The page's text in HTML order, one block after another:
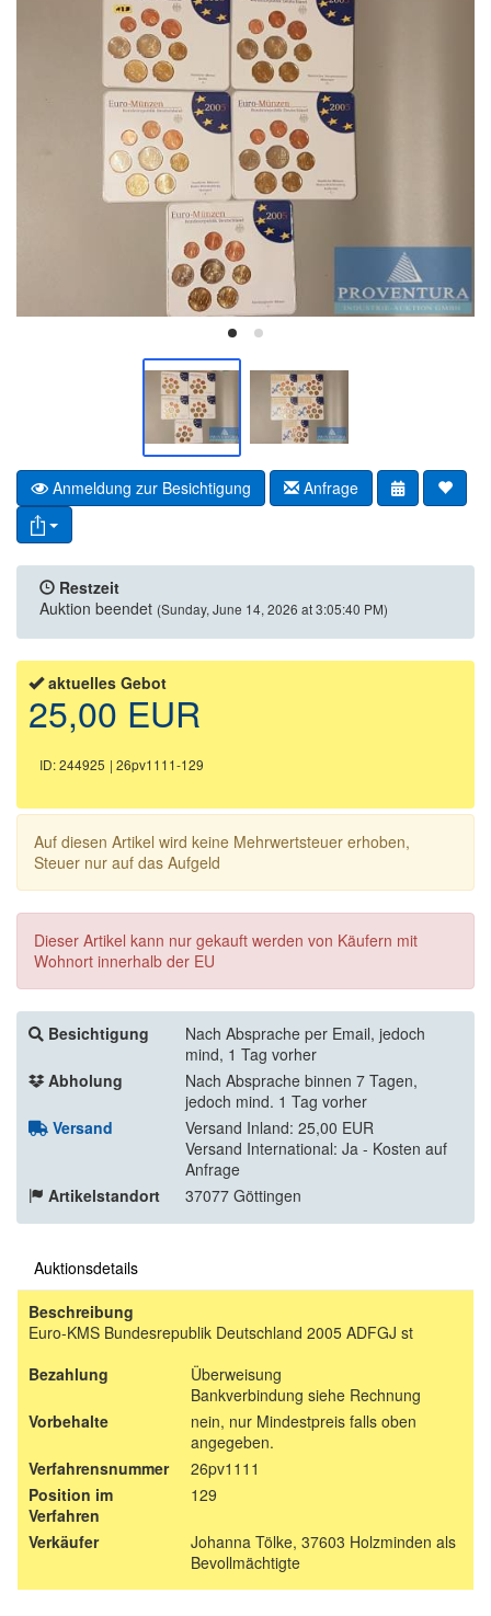
Anmeldung zur Besichtigung Anfrage
Restzeit
Auktion beendet (Sunday, June 14, 2026 at 3:05:40 PM)
aktuelles Gebot
25,00 EUR
ID: 244925 | 26pv1111-129
Auf diesen Artikel wird keine Mehrwertsteuer erhoben,
Steuer nur auf das Aufgeld
Dieser Artikel kann nur gekauft werden von Käufern mit
Wohnort innerhalb der EU
Besichtigung
Nach Absprache per Email, jedoch
mind, 1 Tag vorher
Abholung
Nach Absprache binnen 7 Tagen,
jedoch mind. 1 Tag vorher
Versand
Versand Inland: 25,00 EUR
Versand International: Ja - Kosten auf
Anfrage
Artikelstandort
37077 Göttingen
Auktionsdetails
Beschreibung
Euro-KMS Bundesrepublik Deutschland 2005 ADFGJ st
Bezahlung
Überweisung
Bankverbindung siehe Rechnung
Vorbehalte
nein, nur Mindestpreis falls oben
angegeben.
Verfahrensnummer
26pv1111
Position im
Verfahren
129
Verkäufer
Johanna Tölke, 37603 Holzminden als
Bevollmächtigte